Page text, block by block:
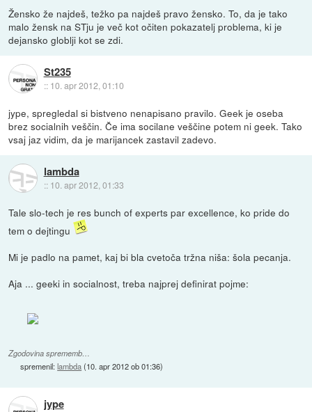
Žensko že najdeš, težko pa najdeš pravo žensko. To, da je tako
malo žensk na STju je več kot očiten pokazatelj problema, ki je
dejansko globlji kot se zdi.
St235
:: 10. apr 2012, 01:10
jype, spregledal si bistveno nenapisano pravilo. Geek je oseba
brez socialnih veščin. Če ima socilane veščine potem ni geek. Tako
vsaj jaz vidim, da je marijancek zastavil zadevo.
lambda
:: 10. apr 2012, 01:33
Tale slo-tech je res bunch of experts par excellence, ko pride do
tem o dejtingu
Mi je padlo na pamet, kaj bi bla cvetoča tržna niša: šola pecanja.
Aja ... geeki in socialnost, treba najprej definirat pojme:
Zgodovina sprememb…
spremenil:lambda(10. apr 2012 ob 01:36)
jype